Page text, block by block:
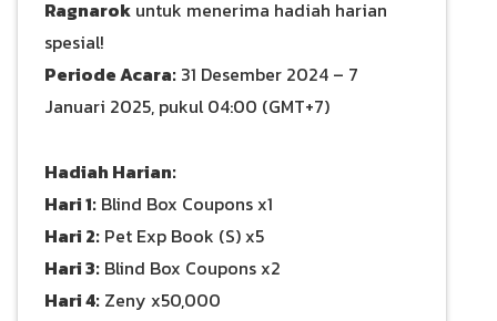
Ragnarok untuk menerima hadiah harian
spesial!
Periode Acara: 31 Desember 2024 – 7
Januari 2025, pukul 04:00 (GMT+7)
Hadiah Harian:
Hari 1: Blind Box Coupons x1
Hari 2: Pet Exp Book (S) x5
Hari 3: Blind Box Coupons x2
Hari 4: Zeny x50,000